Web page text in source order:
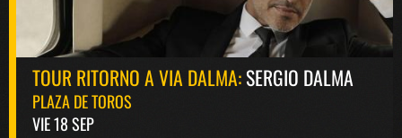
TOUR RITORNO A VIA DALMA:SERGIO DALMA
PLAZA DE TOROS
VIE 18 SEP